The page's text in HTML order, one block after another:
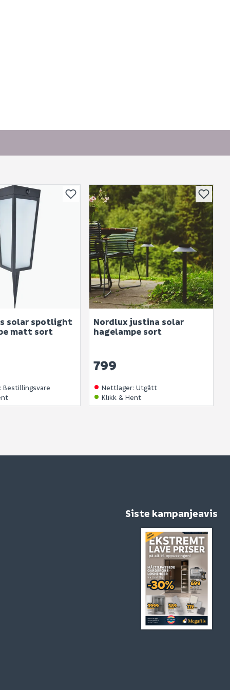
solar spotlight
matt sort
Bestillingsvare
Nordlux justina solar
hagelampe sort
799
Nettlager: Utgått
Klikk & Hent
Siste kampanjeavis